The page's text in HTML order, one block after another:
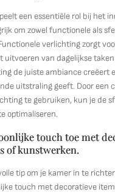
een essentiële rol bij het
om zowel functionele als
verlichting zorgt
uitvoeren van dagelijkse
de juiste ambiance creëert
uitstraling geeft. Door een
te gebruiken, kun je de
optimaliseren.
touch toe met
of kunstwerken.
tip om je kamer in te
touch met decoratieve